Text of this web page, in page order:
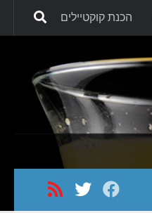
Skip to content
הכנת קוקטיילים